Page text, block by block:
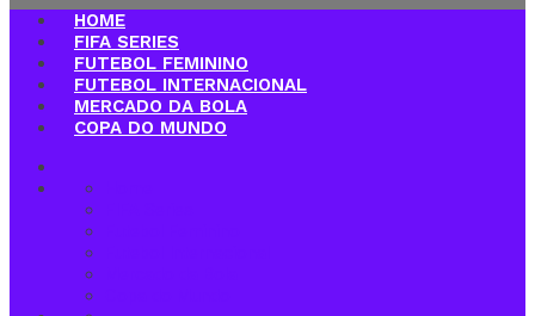
HOME
FIFA SERIES
FUTEBOL FEMININO
FUTEBOL INTERNACIONAL
MERCADO DA BOLA
COPA DO MUNDO